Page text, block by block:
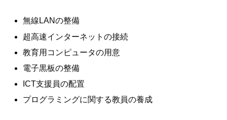
無線LANの整備
超高速インターネットの接続
教育用コンピュータの用意
電子黒板の整備
ICT支援員の配置
プログラミングに関する教員の養成